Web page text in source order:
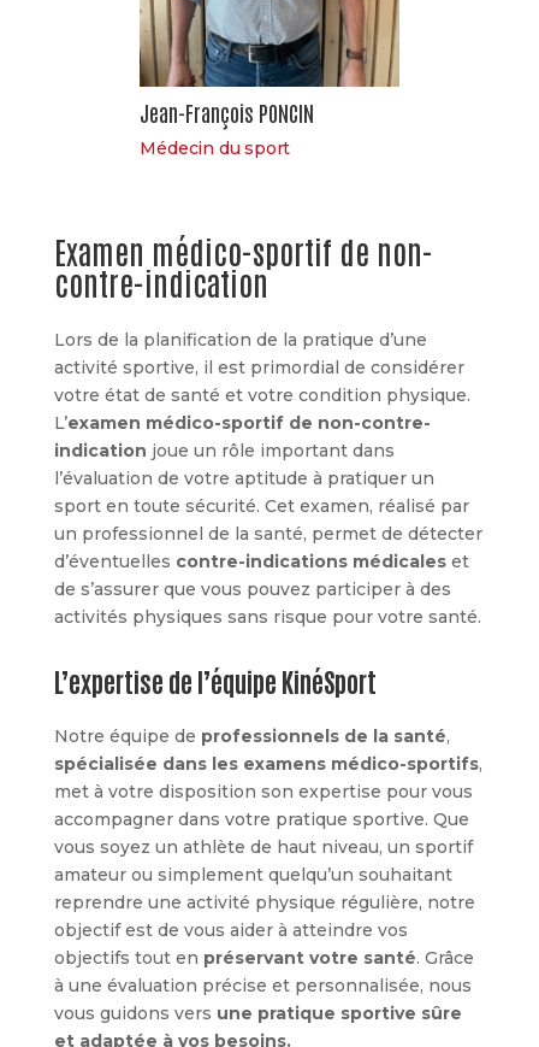
Jean-François PONCIN
Médecin du sport
Examen médico-sportif de non-
contre-indication
Lors de la planification de la pratique d’une
activité sportive, il est primordial de considérer
votre état de santé et votre condition physique.
L’examen médico-sportif de non-contre-
indication joue un rôle important dans
l’évaluation de votre aptitude à pratiquer un
sport en toute sécurité. Cet examen, réalisé par
un professionnel de la santé, permet de détecter
d’éventuelles contre-indications médicaleset
de s’assurer que vous pouvez participer à des
activités physiques sans risque pour votre santé.
L’expertise de l’équipe KinéSport
Notre équipe de professionnels de la santé,
spécialisée dans les examens médico-sportifs,
met à votre disposition son expertise pour vous
accompagner dans votre pratique sportive. Que
vous soyez un athlète de haut niveau, un sportif
amateur ou simplement quelqu’un souhaitant
reprendre une activité physique régulière, notre
objectif est de vous aider à atteindre vos
objectifs tout en préservant votre santé. Grâce
à une évaluation précise et personnalisée, nous
vous guidons vers une pratique sportive sûre
et adaptée à vos besoins.